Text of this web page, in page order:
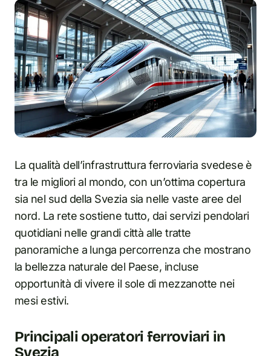
La qualità dell’infrastruttura ferroviaria svedese è
tra le migliori al mondo, con un’ottima copertura
sia nel sud della Svezia sia nelle vaste aree del
nord. La rete sostiene tutto, dai servizi pendolari
quotidiani nelle grandi città alle tratte
panoramiche a lunga percorrenza che mostrano
la bellezza naturale del Paese, incluse
opportunità di vivere il sole di mezzanotte nei
mesi estivi.
Principali operatori ferroviari in
Svezia